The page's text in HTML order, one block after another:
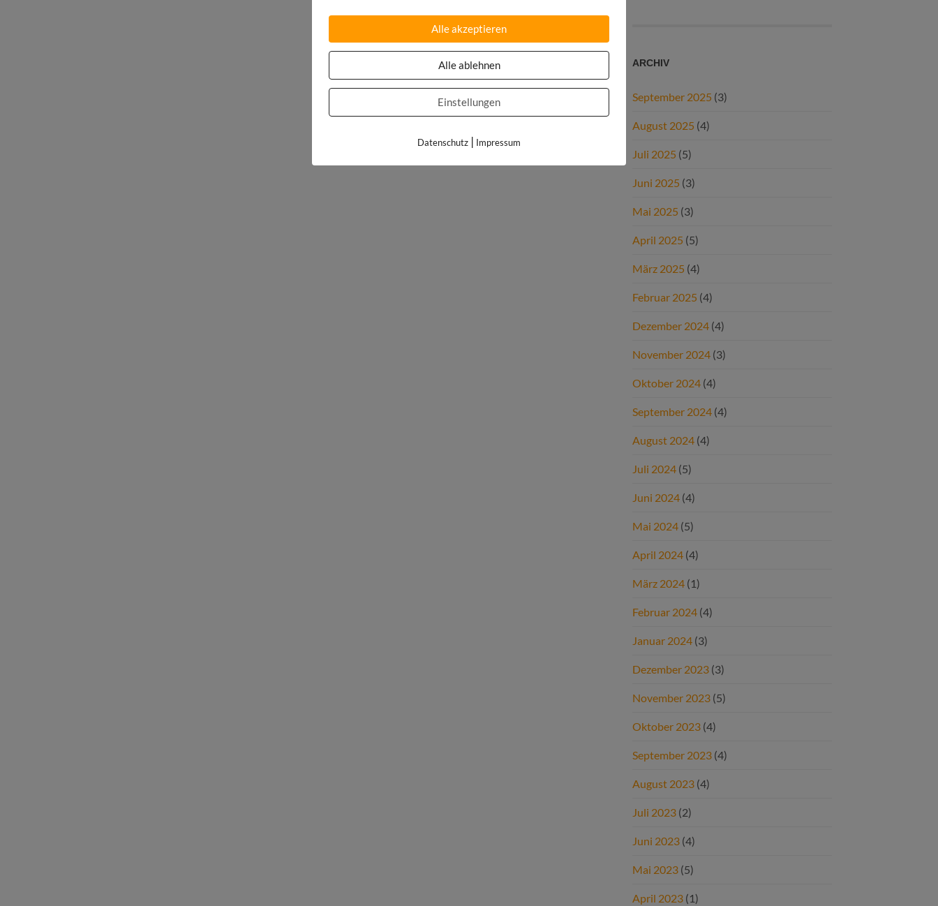
ARCHIV
September 2025 (3)
August 2025 (4)
Juli 2025 (5)
Juni 2025 (3)
Mai 2025 (3)
April 2025 (5)
März 2025 (4)
Februar 2025 (4)
Dezember 2024 (4)
November 2024 (3)
Oktober 2024 (4)
September 2024 (4)
August 2024 (4)
Juli 2024 (5)
Juni 2024 (4)
Mai 2024 (5)
April 2024 (4)
März 2024 (1)
Februar 2024 (4)
Januar 2024 (3)
Dezember 2023 (3)
November 2023 (5)
Oktober 2023 (4)
September 2023 (4)
August 2023 (4)
Juli 2023 (2)
Juni 2023 (4)
Mai 2023 (5)
April 2023 (1)
Alle akzeptieren
Alle ablehnen
Einstellungen
Datenschutz | Impressum